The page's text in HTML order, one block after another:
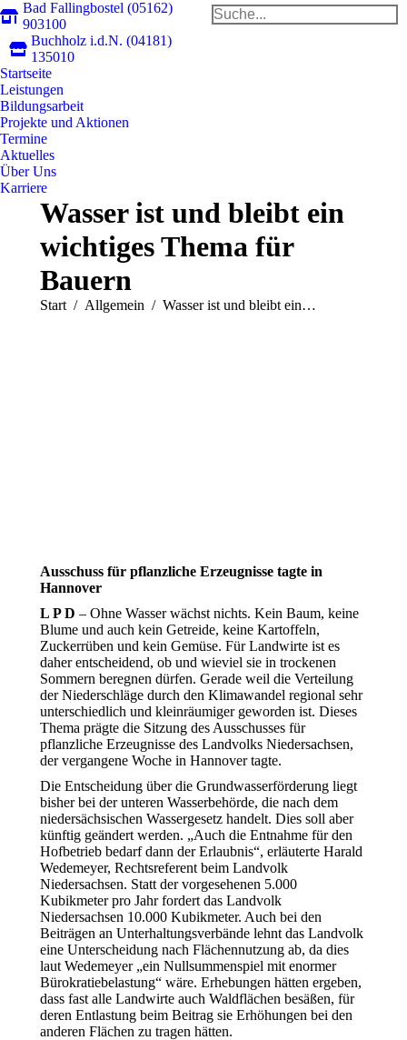
Bad Fallingbostel (05162)
903100
Buchholz i.d.N. (04181)
135010
Search:
Startseite
Leistungen
Bildungsarbeit
Projekte und Aktionen
Termine
Aktuelles
Über Uns
Karriere
Wasser ist und bleibt ein
wichtiges Thema für
Bauern
Sie befinden sich hier:
Start Allgemein Wasser ist und bleibt ein…
Ausschuss für pflanzliche Erzeugnisse tagte in
Hannover
L P D – Ohne Wasser wächst nichts. Kein Baum, keine
Blume und auch kein Getreide, keine Kartoffeln,
Zuckerrüben und kein Gemüse. Für Landwirte ist es
daher entscheidend, ob und wieviel sie in trockenen
Sommern beregnen dürfen. Gerade weil die Verteilung
der Niederschläge durch den Klimawandel regional sehr
unterschiedlich und kleinräumiger geworden ist. Dieses
Thema prägte die Sitzung des Ausschusses für
pflanzliche Erzeugnisse des Landvolks Niedersachsen,
der vergangene Woche in Hannover tagte.
Die Entscheidung über die Grundwasserförderung liegt
bisher bei der unteren Wasserbehörde, die nach dem
niedersächsischen Wassergesetz handelt. Dies soll aber
künftig geändert werden. „Auch die Entnahme für den
Hofbetrieb bedarf dann der Erlaubnis“, erläuterte Harald
Wedemeyer, Rechtsreferent beim Landvolk
Niedersachsen. Statt der vorgesehenen 5.000
Kubikmeter pro Jahr fordert das Landvolk
Niedersachsen 10.000 Kubikmeter. Auch bei den
Beiträgen an Unterhaltungsverbände lehnt das Landvolk
eine Unterscheidung nach Flächennutzung ab, da dies
laut Wedemeyer „ein Nullsummenspiel mit enormer
Bürokratiebelastung“ wäre. Erhebungen hätten ergeben,
dass fast alle Landwirte auch Waldflächen besäßen, für
deren Entlastung beim Beitrag sie Erhöhungen bei den
anderen Flächen zu tragen hätten.